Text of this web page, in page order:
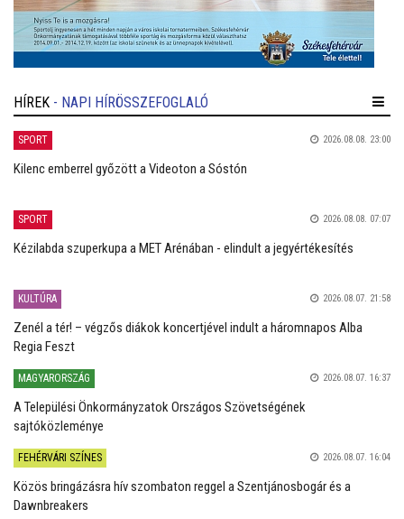
HÍREK - NAPI HÍRÖSSZEFOGLALÓ
SPORT 2026.08.08. 23:00
Kilenc emberrel győzött a Videoton a Sóstón
SPORT 2026.08.08. 07:07
Kézilabda szuperkupa a MET Arénában - elindult a jegyértékesítés
KULTÚRA 2026.08.07. 21:58
Zenél a tér! – végzős diákok koncertjével indult a háromnapos Alba
Regia Feszt
MAGYARORSZÁG 2026.08.07. 16:37
A Települési Önkormányzatok Országos Szövetségének
sajtóközleménye
FEHÉRVÁRI SZÍNES 2026.08.07. 16:04
Közös bringázásra hív szombaton reggel a Szentjánosbogár és a
Dawnbreakers